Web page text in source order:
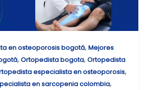
en osteoporosis bogotá, Mejores
, Ortopedista bogota, Ortopedista
especialista en osteoporosis,
en sarcopenia colombia,